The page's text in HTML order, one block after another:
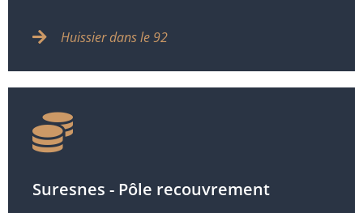
Huissier dans le 92
Suresnes - Pôle recouvrement